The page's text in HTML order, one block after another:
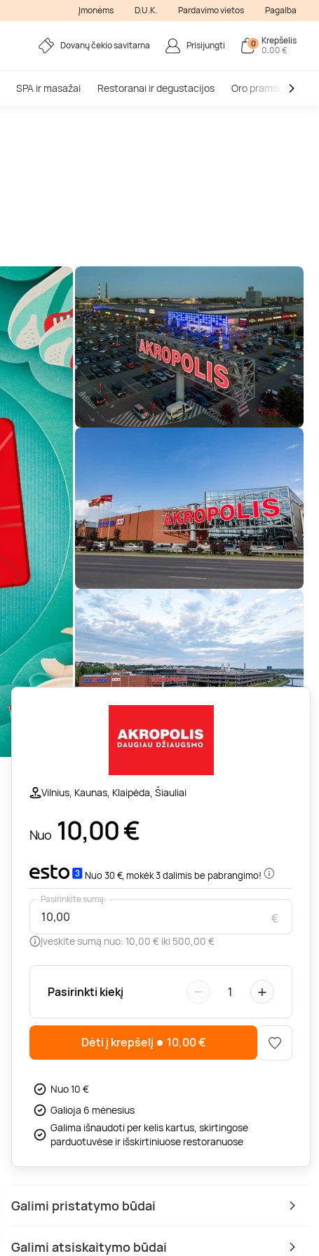
Įmonėms D.U.K. Pardavimo vietos Pagalba
Dovanų čekio savitarna Prisijungti 0 Krepšelis
0,00 €
SPA ir masažai Restoranai ir degustacijos Oro pramogos
Vilnius, Kaunas, Klaipėda, Šiauliai
Nuo 10,00€
Nuo 30 €, mokėk 3 dalimis be pabrangimo!
€
Pasirinkite sumą:
Įveskite sumą nuo: 10,00 € iki 500,00 €
Pasirinkti kiekį − 1 +
Dėti į krepšelį 10,00€
Nuo 10 €
Galioja 6 mėnesius
Galima išnaudoti per kelis kartus, skirtingose
parduotuvėse ir išskirtiniuose restoranuose
Galimi pristatymo būdai
Galimi atsiskaitymo būdai